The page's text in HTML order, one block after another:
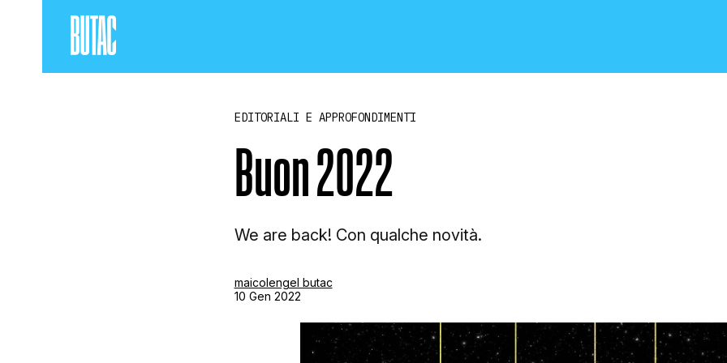
SALUTE E MEDICINA
EDITORIALI E APPROFONDIMENTI
Buon 2022
We are back! Con qualche novità.
maicolengel butac
10 Gen 2022